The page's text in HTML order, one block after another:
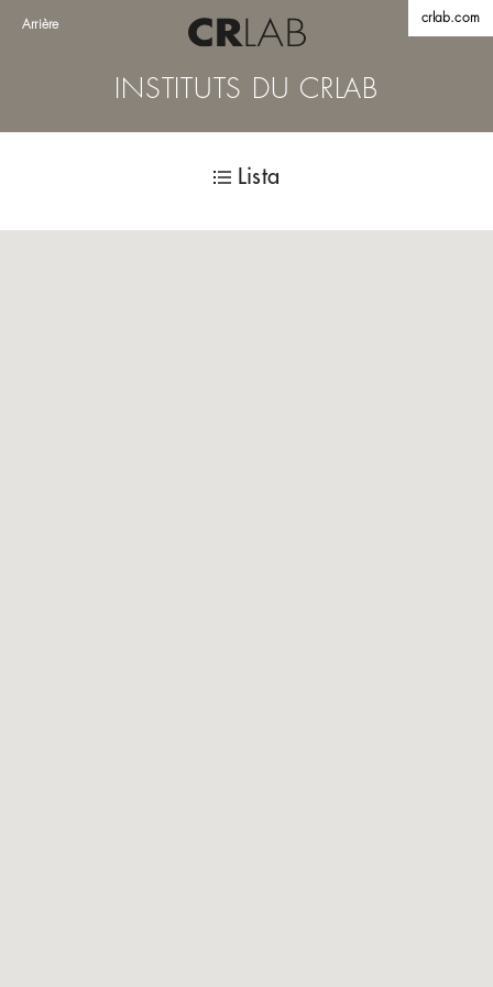
Arrière crlab.com
INSTITUTS DU CRLAB
Lista